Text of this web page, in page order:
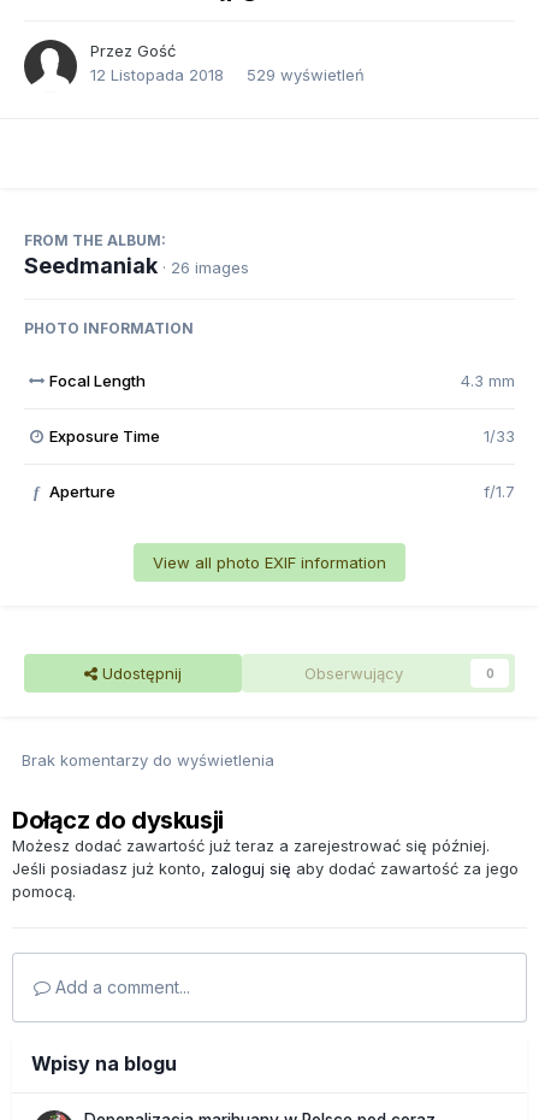
Przez Gość
12 Listopada 2018
529 wyświetleń
FROM THE ALBUM:
Seedmaniak · 26 images
PHOTO INFORMATION
Focal Length 4.3 mm
Exposure Time 1/33
f Aperture f/1.7
View all photo EXIF information
Udostępnij Obserwujący 0
Brak komentarzy do wyświetlenia
Dołącz do dyskusji
Możesz dodać zawartość już teraz a zarejestrować się później.
Jeśli posiadasz już konto, zaloguj się aby dodać zawartość za jego
pomocą.
Add a comment...
Wpisy na blogu